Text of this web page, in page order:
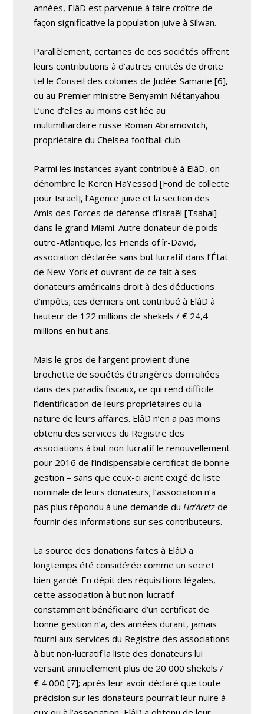
années, ElâD est parvenue à faire croître de
façon significative la population juive à Silwan.
Parallèlement, certaines de ces sociétés offrent
leurs contributions à d’autres entités de droite
tel le Conseil des colonies de Judée-Samarie [6],
ou au Premier ministre Benyamin Nétanyahou.
L’une d’elles au moins est liée au
multimilliardaire russe Roman Abramovitch,
propriétaire du Chelsea football club.
Parmi les instances ayant contribué à ElâD, on
dénombre le Keren HaYessod [Fond de collecte
pour Israël], l’Agence juive et la section des
Amis des Forces de défense d’Israël [Tsahal]
dans le grand Miami. Autre donateur de poids
outre-Atlantique, les Friends of îr-David,
association déclarée sans but lucratif dans l’État
de New-York et ouvrant de ce fait à ses
donateurs américains droit à des déductions
d’impôts; ces derniers ont contribué à ElâD à
hauteur de 122 millions de shekels / € 24,4
millions en huit ans.
Mais le gros de l’argent provient d’une
brochette de sociétés étrangères domiciliées
dans des paradis fiscaux, ce qui rend difficile
l’identification de leurs propriétaires ou la
nature de leurs affaires. ElâD n’en a pas moins
obtenu des services du Registre des
associations à but non-lucratif le renouvellement
pour 2016 de l’indispensable certificat de bonne
gestion – sans que ceux-ci aient exigé de liste
nominale de leurs donateurs; l’association n’a
pas plus répondu à une demande du Ha’Aretz de
fournir des informations sur ses contributeurs.
La source des donations faites à ElâD a
longtemps été considérée comme un secret
bien gardé. En dépit des réquisitions légales,
cette association à but non-lucratif
constamment bénéficiaire d’un certificat de
bonne gestion n’a, des années durant, jamais
fourni aux services du Registre des associations
à but non-lucratif la liste des donateurs lui
versant annuellement plus de 20 000 shekels /
€ 4 000 [7]; après leur avoir déclaré que toute
précision sur les donateurs pourrait leur nuire à